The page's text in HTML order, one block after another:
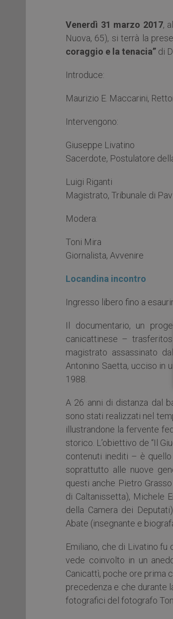
Venerdì 31 marzo 2017,
Nuova, 65), si terrà la
coraggio e la tenacia” di
Introduce:
Maurizio E. Maccarini,
Intervengono:
Giuseppe Livatino
Sacerdote, Postulatore
Luigi Riganti
Magistrato, Tribunale di
Modera:
Toni Mira
Giornalista, Avvenire
Locandina incontro
Ingresso libero fino a
Il documentario, un
canicattinese –
magistrato assassinato
Antonino Saetta, ucciso in
1988.
A 26 anni di distanza dal
sono stati realizzati nel
illustrandone la fervente
storico. L’obiettivo de “Il
contenuti inediti – è quello
soprattutto alle nuove
questi anche Pietro
di Caltanissetta), Michele
della Camera dei
Abate (insegnante e
Emiliano, che di Livatino
vede coinvolto in un
Canicattì, poche ore prima
precedenza e che durante
fotografici del fotografo